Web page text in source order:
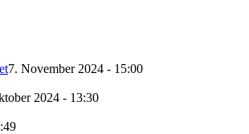
7. November 2024 - 15:00
2024 - 13:30